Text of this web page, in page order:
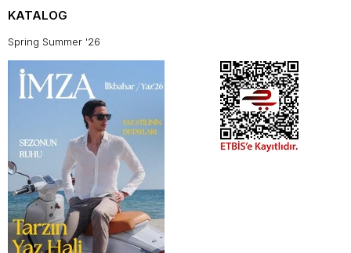
KATALOG
Spring Summer '26